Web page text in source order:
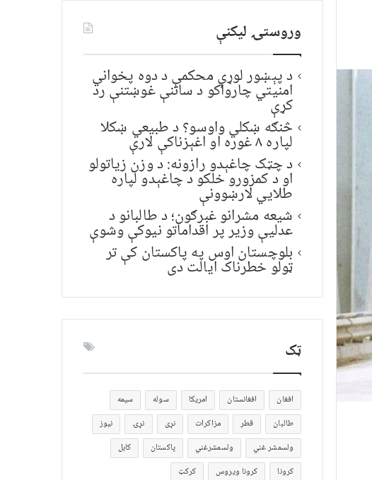
وروستۍ ليکنې
د پېښور لوړې محکمې د دوه پخواني
امنیتي چارواکو د ساتنې غوښتنې رد
کړې
څنګه ښکلي واوسو؟ د طبیعي ښکلا
لپاره ۸ غوره او اغېزناکې لارې
د چټک چاغېدو رازونه: د وزن زیاتولو
او د کمزورو خلکو د چاغېدو لپاره
طلایي لارښوونې
شیعه مشرانو غبرګون؛ د طالبانو د
عدلیې وزیر پر اقداماتو نیوکې وشوې
بلوچستان اوس په پاکستان کې تر
ټولو خطرناک ایالت دی
ټک
افغان افغانستان امریکا سوله
سیمه
طالبان
قطر مزاکرات نړی نړۍ
نیوز
ولسمشر غني
ولسمشرغني پاکستان
کابل
کرونا
کرونا ویروس کرکټ